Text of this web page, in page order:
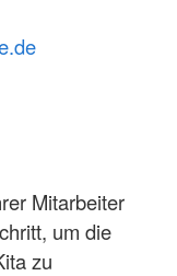
Mitarbeiter
um die
zu